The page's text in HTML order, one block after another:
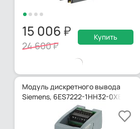
15 006
24 600
Купить
Модуль дискретного вывода
Siemens, 6ES7222-1HH32-0XB0